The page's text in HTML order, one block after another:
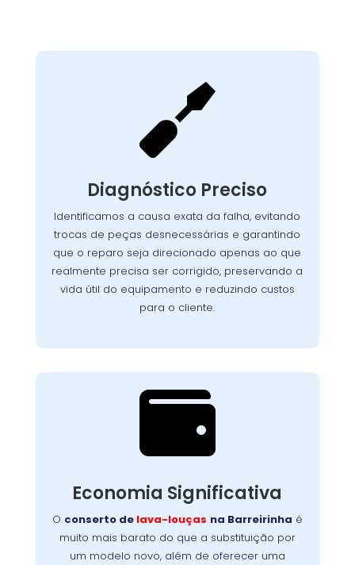

Diagnóstico Preciso
Identificamos a causa exata da falha, evitando
trocas de peças desnecessárias e garantindo
que o reparo seja direcionado apenas ao que
realmente precisa ser corrigido, preservando a
vida útil do equipamento e reduzindo custos
para o cliente.
Avaliação Técnica
Detalhada
Nosso processo detalhado garante que cada
com atenção. Utilizamos equipamentos de
a origem dos problemas.
Assim, evitamos
reparos desnecessários, preservamos a vida útil
do aparelho e asseguramos que o cliente
pague apenas pelo que realmente precisa ser
corrigido.

Economia Significativa
O conserto de lava-louças na Barreirinha é
muito mais barato do que a substituição por
um modelo novo, além de oferecer uma
Custo-Benefício
Garantido
Recuperar o desempenho do seu
equipamento é simples e rápido. O
conserto
de
lava-louças
na Barreirinha
garante mais
durabilidade, evita trocas caras e devolve a
eficiência original ao seu aparelho.
Faça a